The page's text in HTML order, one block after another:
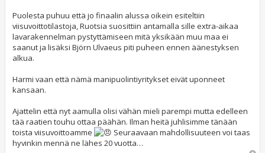
Puolesta puhuu että jo finaalin alussa oikein esiteltiin
viisuvoittotilastoja, Ruotsia suosittiin antamalla sille extra-aikaa
lavarakennelman pystyttämiseen mitä yksikään muu maa ei
saanut ja lisäksi Björn Ulvaeus piti puheen ennen äänestyksen
alkua.
Harmi vaan että nämä manipuolintiyritykset eivät uponneet
kansaan.
Ajattelin että nyt aamulla olisi vähän mieli parempi mutta edelleen
tää raatien touhu ottaa päähän. Ilman heitä juhlisimme tänään
toista viisuvoittoamme
Seuraavaan mahdollisuuteen voi taas
hyvinkin mennä ne lähes 20 vuotta…